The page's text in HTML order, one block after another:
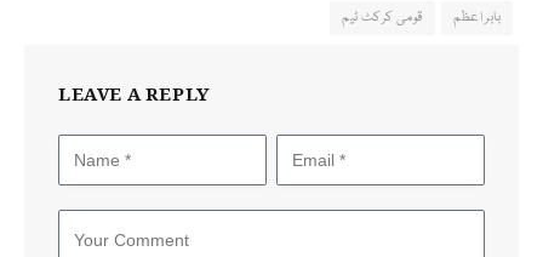
بابر اعظم قومی کرکٹ ٹیم
LEAVE A REPLY